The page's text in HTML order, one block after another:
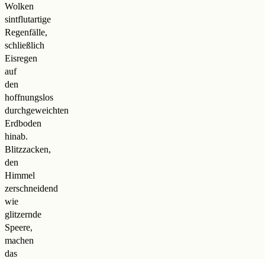
Wolken
sintflutartige
Regenfälle,
schließlich
Eisregen
auf
den
hoffnungslos
durchgeweichten
Erdboden
hinab.
Blitzzacken,
den
Himmel
zerschneidend
wie
glitzernde
Speere,
machen
das